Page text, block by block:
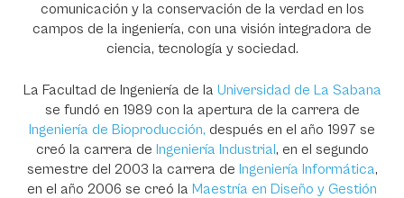
comunicación y la conservación de la verdad en los
campos de la ingeniería, con una visión integradora de
ciencia, tecnología y sociedad.
La Facultad de Ingeniería de la Universidad de La Sabana
se fundó en 1989 con la apertura de la carrera de
Ingeniería de Bioproducción, después en el año 1997 se
creó la carrera de Ingeniería Industrial, en el segundo
semestre del 2003 la carrera de Ingeniería Informática,
en el año 2006 se creó la Maestría en Diseño y Gestión